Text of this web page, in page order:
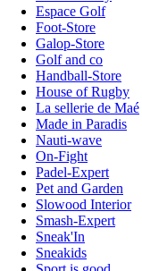
Espace Golf
Foot-Store
Galop-Store
Golf and co
Handball-Store
House of Rugby
La sellerie de Maé
Made in Paradis
Nauti-wave
On-Fight
Padel-Expert
Pet and Garden
Slowood Interior
Smash-Expert
Sneak'In
Sneakids